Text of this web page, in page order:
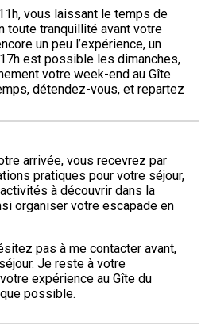
vous laissant le temps de
toute tranquillité avant votre
un peu l’expérience, un
est possible les dimanches,
votre week-end au Gîte
détendez-vous, et repartez
arrivée, vous recevrez par
pratiques pour votre séjour,
à découvrir dans la
organiser votre escapade en
pas à me contacter avant,
Je reste à votre
expérience au Gîte du
possible.